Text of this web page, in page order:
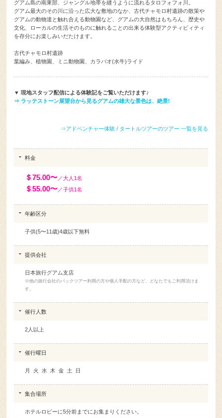
グアム島の南東部、ジャングル地帯を縫うように流れるタロフォフォ川。
グアム最大のその川に沿った広大な敷地のなか、古代チャモロ村遺跡の散策や
グアムの動物達と触れ合える動物園など、グアムの大自然はもちろん、歴史や
文化、ローカルの生活そのものに触れることの出来る体験型アクティビィティ
を存分にお楽しみいだたけます。
古代チャモロ村遺跡
葉編み、植物園、ミニ動物園、カラバオ(水牛)ライド
▼ 現地スタッフ配信による体験記をご覧いただけます♪
⇒ ラッテストーン展望台から見るグアムの雄大な景色は、絶景!
⇒アドベンチャー体験 / タートルツアーのツアー 一覧を見る
料金
＄75.00〜／大人1名
＄55.00〜／子供1名
年齢区分
子供(5〜11歳)4歳以下無料
提供会社
日本旅行グアム支店
※他の旅行会社のパックツアー利用の方や個人手配の方など、どなたでもご利用頂けま
す。
催行人数
2人以上
催行曜日
月 火 水 木 金 土 日
集合場所
ホテルロビーに5分前までにお集まりください。